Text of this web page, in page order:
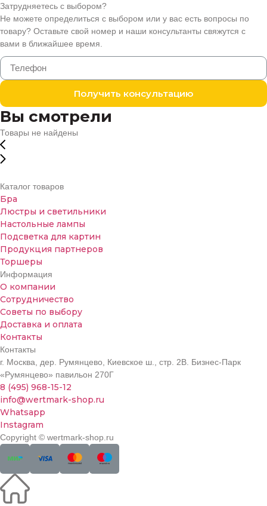
Затрудняетесь с выбором?
Не можете определиться с выбором или у вас есть вопросы по
товару? Оставьте свой номер и наши консультанты свяжутся с
вами в ближайшее время.
Получить консультацию
Вы смотрели
Товары не найдены
Каталог товаров
Бра
Люстры и светильники
Настольные лампы
Подсветка для картин
Продукция партнеров
Торшеры
Информация
О компании
Сотрудничество
Советы по выбору
Доставка и оплата
Контакты
Контакты
г. Москва, дер. Румянцево, Киевское ш., стр. 2В. Бизнес-Парк
«Румянцево» павильон 270Г
8 (495) 968-15-12
info@wertmark-shop.ru
Whatsapp
Instagram
Copyright © wertmark-shop.ru